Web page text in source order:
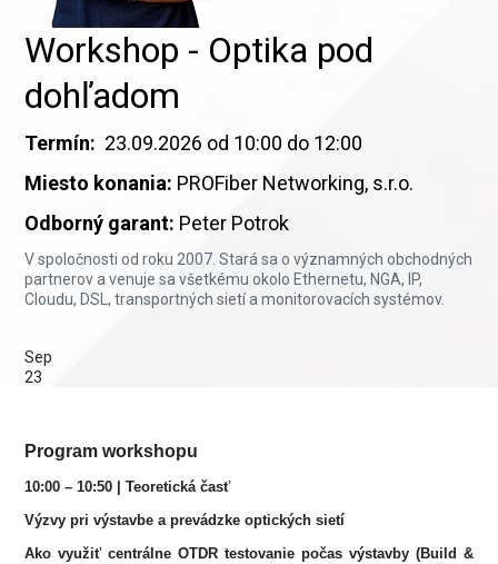
Workshop - Optika pod
dohľadom
Termín: 23.09.2026 od 10:00 do 12:00
Miesto konania: PROFiber Networking, s.r.o.
Odborný garant: Peter Potrok
V spoločnosti od roku 2007. Stará sa o významných obchodných
partnerov a venuje sa všetkému okolo Ethernetu, NGA, IP,
Cloudu, DSL, transportných sietí a monitorovacích systémov.
Sep
23
Program workshopu
10:00 – 10:50 | Teoretická časť
Výzvy pri výstavbe a prevádzke optických sietí
Ako využiť centrálne OTDR testovanie počas výstavby (Build &